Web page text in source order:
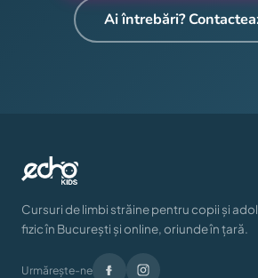
Ai întrebări?
Cursuri de limbi străine pentru copii și
fizic în București și online, oriunde în țară.
Urmărește-ne